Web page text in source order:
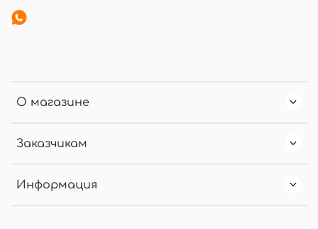
О магазине
Заказчикам
Информация